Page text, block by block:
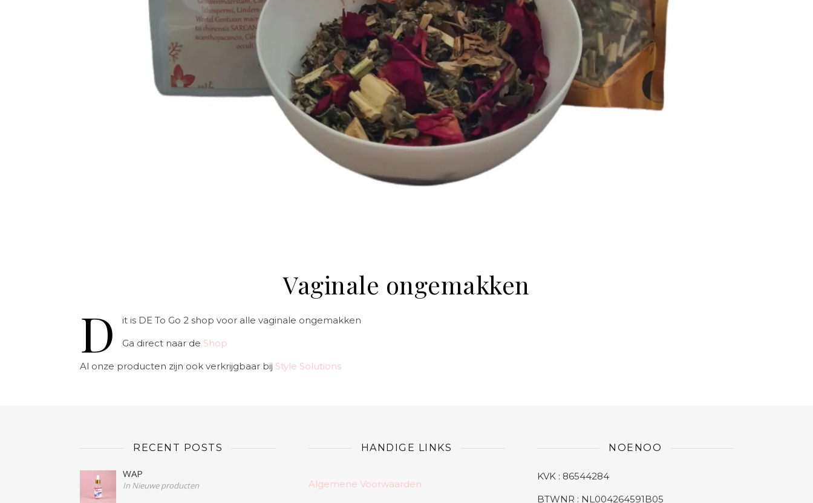
Vaginale ongemakken
D
it is DE To Go 2 shop voor alle vaginale ongemakken
Ga direct naar de Shop
Al onze producten zijn ook verkrijgbaar bij Style Solutions
RECENT POSTS
WAP
In Nieuwe producten
HANDIGE LINKS
Algemene Voorwaarden
NOENOO
KVK : 86544284
BTWNR : NL004264591B05